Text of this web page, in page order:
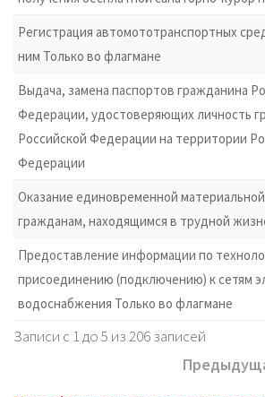
Регистрация автомототранспортных
ним Только во флагмане
Выдача, замена паспортов гражданина
Федерации, удостоверяющих личность
Российской Федерации на территории
Федерации
Оказание единовременной
гражданам, находящимся в трудной
Предоставление информации по
присоединению (подключению) к сетям
водоснабжения Только во флагмане
Записи с 1 до 5 из 206 записей